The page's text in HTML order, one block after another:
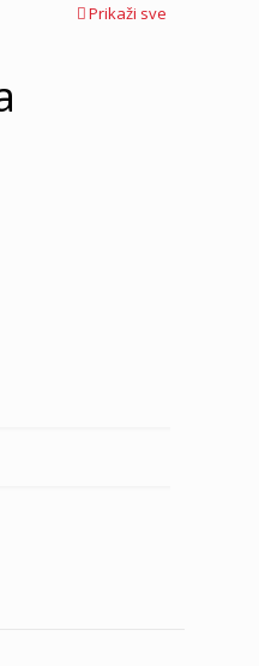
Prikaži sve